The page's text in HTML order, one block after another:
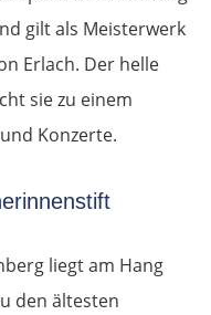
gilt als Meisterwerk
Erlach. Der helle
sie zu einem
Konzerte.
liegt am Hang
den ältesten